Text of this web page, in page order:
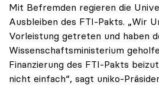
Mit Befremden regieren die
Ausbleiben des FTI-Pakts. „Wir
Vorleistung getreten und haben
Wissenschaftsministerium
Finanzierung des FTI-Pakts
nicht einfach“, sagt uniko-